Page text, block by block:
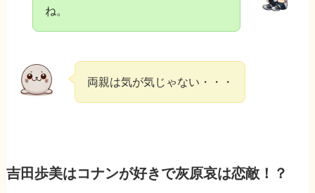
ね。
両親は気が気じゃない・・・
吉田歩美はコナンが好きで灰原哀は恋敵！？